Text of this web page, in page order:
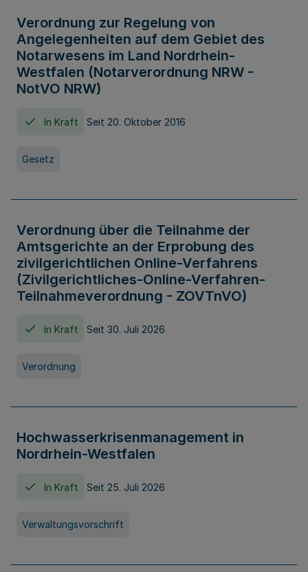
Verordnung zur Regelung von
Angelegenheiten auf dem Gebiet des
Notarwesens im Land Nordrhein-
Westfalen (Notarverordnung NRW -
NotVO NRW)
In Kraft Seit 20. Oktober 2016
Gesetz
Verordnung über die Teilnahme der
Amtsgerichte an der Erprobung des
zivilgerichtlichen Online-Verfahrens
(Zivilgerichtliches-Online-Verfahren-
Teilnahmeverordnung - ZOVTnVO)
In Kraft Seit 30. Juli 2026
Verordnung
Hochwasserkrisenmanagement in
Nordrhein-Westfalen
In Kraft Seit 25. Juli 2026
Verwaltungsvorschrift